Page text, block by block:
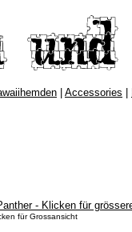
Accessories
für Grossansicht